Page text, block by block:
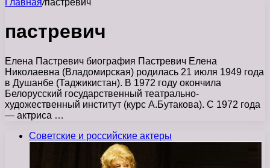
Главная/пастревич
пастревич
Елена Пастревич биография Пастревич Елена
Николаевна (Владомирская) родилась 21 июля 1949 года
в Душанбе (Таджикистан). В 1972 году окончила
Белорусский государственный театрально-
художественный институт (курс А.Бутакова). С 1972 года
— актриса …
Советские и российские актеры